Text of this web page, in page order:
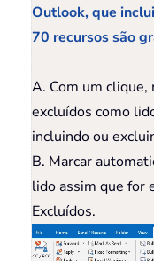
Outlook, que
70 recursos são
A. Com um clique,
excluídos como
incluindo ou
B. Marcar
lido assim que for
Excluídos.